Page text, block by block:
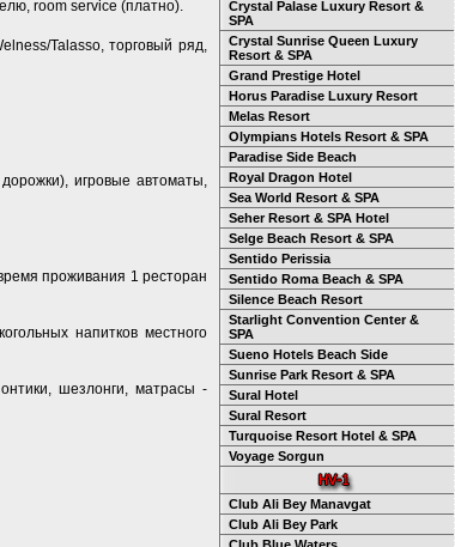
room service (платно).
Talasso, торговый ряд,
игровые автоматы,
проживания 1 ресторан
напитков местного
шезлонги, матрасы -
Crystal Palase Luxury Resort &
SPA
Crystal Sunrise Queen Luxury
Resort & SPA
Grand Prestige Hotel
Horus Paradise Luxury Resort
Melas Resort
Olympians Hotels Resort & SPA
Paradise Side Beach
Royal Dragon Hotel
Sea World Resort & SPA
Seher Resort & SPA Hotel
Selge Beach Resort & SPA
Sentido Perissia
Sentido Roma Beach & SPA
Silence Beach Resort
Starlight Convention Center &
SPA
Sueno Hotels Beach Side
Sunrise Park Resort & SPA
Sural Hotel
Sural Resort
Turquoise Resort Hotel & SPA
Voyage Sorgun
Club Ali Bey Manavgat
Club Ali Bey Park